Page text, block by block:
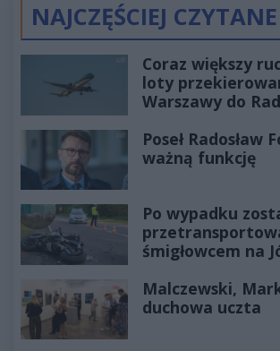
NAJCZĘŚCIEJ CZYTANE
Coraz większy
loty
Warszawy do
Poseł Radosław
ważną funkcję
Po wypadku
śmigłowcem na
Malczewski,
duchowa uczta